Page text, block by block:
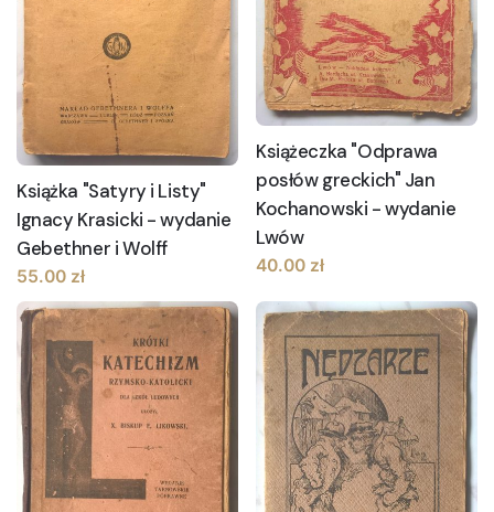
Książka "Satyry i Listy"
Ignacy Krasicki - wydanie
Gebethner i Wolff
55.00 zł
Książeczka "Odprawa
posłów greckich" Jan
Kochanowski - wydanie
Lwów
40.00 zł